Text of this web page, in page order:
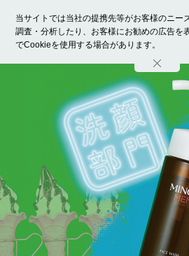
当サイトでは当社の提携先等がお客様のニー
調査・分析したり、お客様にお勧めの広告を
でCookieを使用する場合があります。
ホーム モデル募集 ランキング